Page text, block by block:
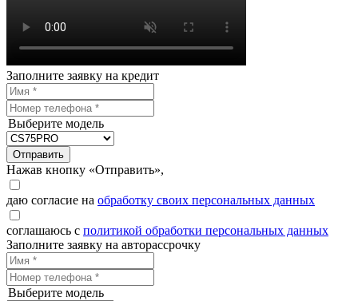
Заполните заявку на кредит
Выберите модель
Отправить
Нажав кнопку «Отправить»,
даю согласие на обработку своих персональных данных
соглашаюсь с политикой обработки персональных данных
Заполните заявку на авторассрочку
Выберите модель